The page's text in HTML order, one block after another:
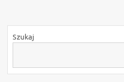
Szukaj